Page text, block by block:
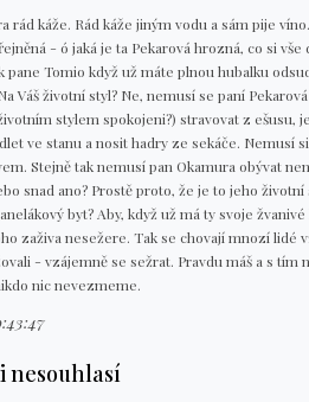
rád káže. Rád káže jiným vodu a sám pije
- ó jaká je ta Pekarová hrozná, co si vše
pane Tomio když už máte plnou hubalku
Váš životní styl? Ne, nemusí se paní
stylem spokojeni?) stravovat z ešusu,
ve stanu a nosit hadry ze sekáče. Nemusí
Stejně tak nemusí pan Okamura obývat
snad ano? Prostě proto, že je to jeho
byt? Aby, když už má ty svoje
zaživa nesežere. Tak se chovají mnozí lidé
- vzájemně se sežrat. Pravdu máš a s
nic nevezmeme.
nesouhlasí